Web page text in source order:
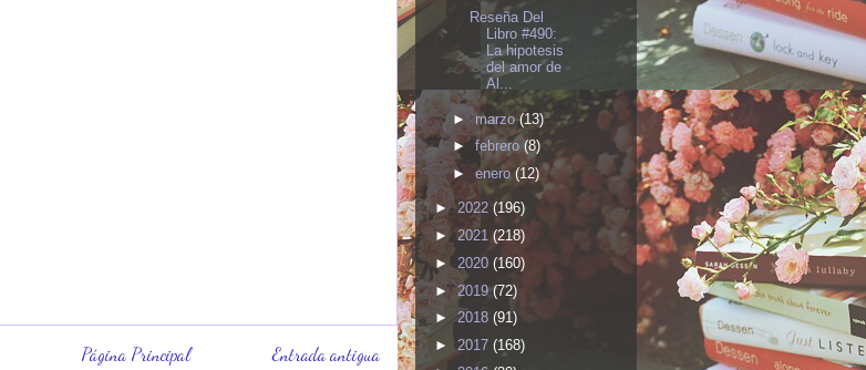
Entrada antigua
Página Principal
Reseña Del
Libro #490:
La hipotesis
del amor de
Al...
► marzo(13)
► febrero (8)
► enero(12)
►2022 (196)
►2021(218)
► 2020 (160)
► 2019(72)
►2018 (91)
►2017 (168)